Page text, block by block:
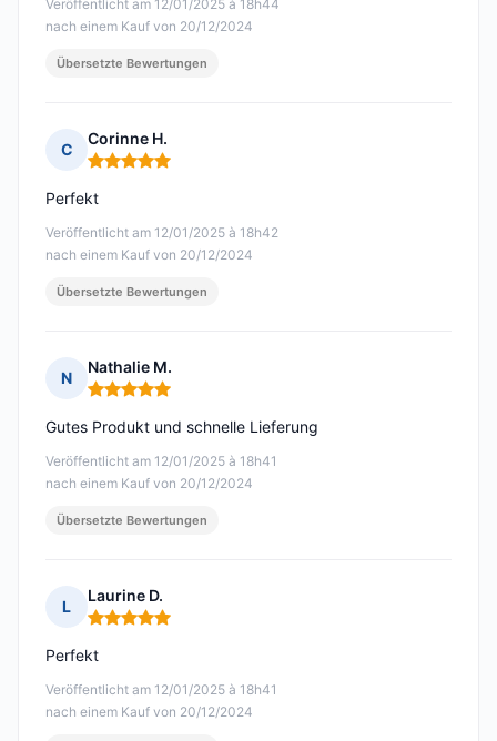
Veröffentlicht am 12/01/2025 à 18h44
nach einem Kauf von 20/12/2024
Übersetzte Bewertungen
C
Corinne H.
Hinweis: 5 von 5
Veröffentlicht am 12/01/2025 à 18h42
nach einem Kauf von 20/12/2024
Perfekt
Übersetzte Bewertungen
N
Nathalie M.
Hinweis: 5 von 5
Veröffentlicht am 12/01/2025 à 18h41
nach einem Kauf von 20/12/2024
Gutes Produkt und schnelle Lieferung
Übersetzte Bewertungen
L
Laurine D.
Hinweis: 5 von 5
Veröffentlicht am 12/01/2025 à 18h41
nach einem Kauf von 20/12/2024
Perfekt